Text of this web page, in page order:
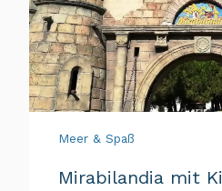
Meer & Spaß
Mirabilandia mit